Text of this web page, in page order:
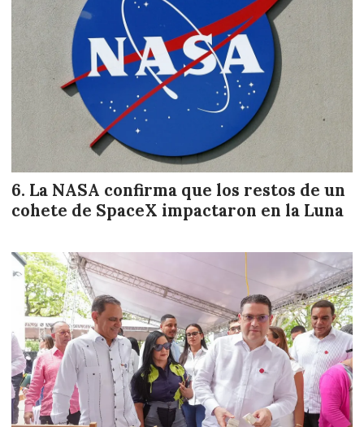
La NASA confirma que los restos de un
cohete de SpaceX impactaron en la Luna